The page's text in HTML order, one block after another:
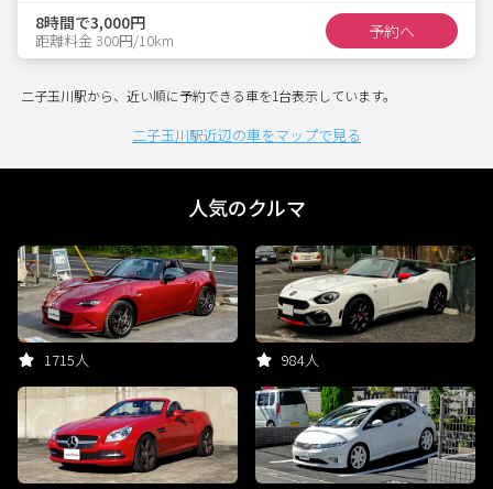
8時間で3,000円
距離料金 300円/10km 予約へ
二子玉川駅から、近い順に予約できる車を1台表示しています。
二子玉川駅近辺の車をマップで見る
人気のクルマ
1715人 984人